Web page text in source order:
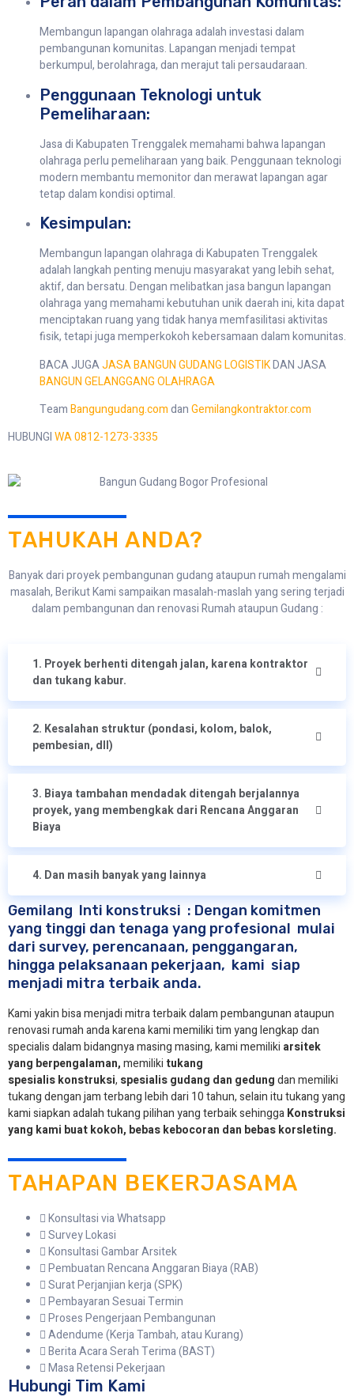
Membangun lapangan olahraga adalah investasi dalam
pembangunan komunitas. Lapangan menjadi tempat
berkumpul, berolahraga, dan merajut tali persaudaraan.
Penggunaan Teknologi untuk
Pemeliharaan:
Jasa di Kabupaten Trenggalek memahami bahwa lapangan
olahraga perlu pemeliharaan yang baik. Penggunaan teknologi
modern membantu memonitor dan merawat lapangan agar
tetap dalam kondisi optimal.
Kesimpulan:
Membangun lapangan olahraga di Kabupaten Trenggalek
adalah langkah penting menuju masyarakat yang lebih sehat,
aktif, dan bersatu. Dengan melibatkan jasa bangun lapangan
olahraga yang memahami kebutuhan unik daerah ini, kita dapat
menciptakan ruang yang tidak hanya memfasilitasi aktivitas
fisik, tetapi juga memperkokoh kebersamaan dalam komunitas.
BACA JUGAJASA BANGUN GUDANG LOGISTIKDAN JASA
BANGUN GELANGGANG OLAHRAGA
TeamBangungudang.comdanGemilangkontraktor.com
HUBUNGIWA 0812-1273-3335
TAHUKAH ANDA?
Banyak dari proyek pembangunan gudang ataupun rumah mengalami
masalah, Berikut Kami sampaikan masalah-maslah yang sering terjadi
dalam pembangunan dan renovasi Rumah ataupun Gudang :
1. Proyek berhenti ditengah jalan, karena kontraktor
dan tukang kabur.
2. Kesalahan struktur (pondasi, kolom, balok,
pembesian, dll)
3. Biaya tambahan mendadak ditengah berjalannya
proyek, yang membengkak dari Rencana Anggaran
Biaya
4. Dan masih banyak yang lainnya
Gemilang Inti konstruksi : Dengan komitmen
yang tinggi dan tenaga yang profesional mulai
dari survey, perencanaan, penggangaran,
hingga pelaksanaan pekerjaan, kami siap
menjadi mitra terbaik anda.
Kami yakin bisa menjadi mitra terbaik dalam pembangunan ataupun
renovasi rumah anda karena kami memiliki tim yang lengkap dan
specialis dalam bidangnya masing masing, kami memiliki arsitek
yang berpengalaman,memiliki tukang
spesialiskonstruksi, spesialis gudang dan gedungdan memiliki
tukang dengan jam terbang lebih dari 10 tahun, selain itu tukang yang
kami siapkan adalah tukang pilihan yang terbaik sehinggaKonstruksi
yang kami buat kokoh, bebas kebocoran dan bebas korsleting.
TAHAPAN BEKERJASAMA
Konsultasi via Whatsapp
Survey Lokasi
Konsultasi Gambar Arsitek
Pembuatan Rencana Anggaran Biaya (RAB)
Surat Perjanjian kerja (SPK)
Pembayaran Sesuai Termin
Proses Pengerjaan Pembangunan
Adendume (Kerja Tambah, atau Kurang)
Berita Acara Serah Terima (BAST)
Masa Retensi Pekerjaan
Hubungi Tim Kami